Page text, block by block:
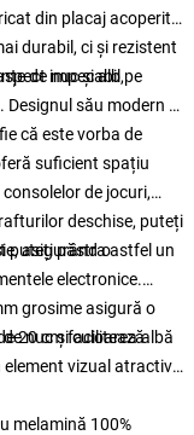
din placaj acoperit
durabil, ci și rezistent
impecabil pe
de nuc și alb,
său modern și
că este vorba de
suficient spațiu
de jocuri,
deschise, puteți
puteți păstra astfel un
asigurând o
electronice.
grosime asigură o
20 cm facilitează
nuc și culoarea albă
element vizual atractiv
melamină 100%